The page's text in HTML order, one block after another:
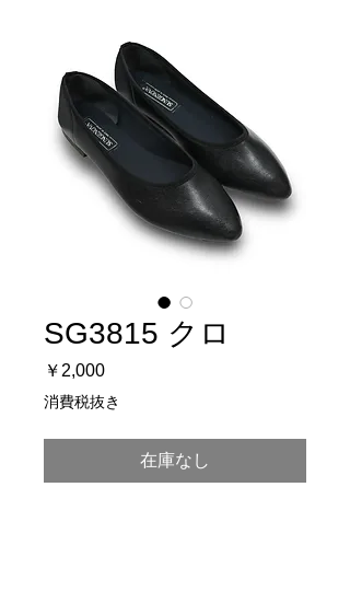
SG3815 クロ
￥2,000価
格
消費税抜き
在庫なし